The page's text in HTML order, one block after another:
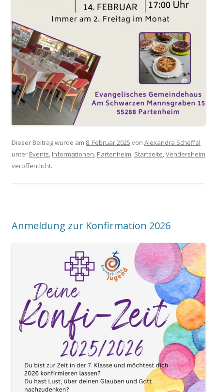
Dieser Beitrag wurde am 8. Februar 2025 von Alexandra Scheffel
unter Events, Informationen, Partenheim, Startseite,Vendersheim
veröffentlicht.
Anmeldung zur Konfirmation 2026